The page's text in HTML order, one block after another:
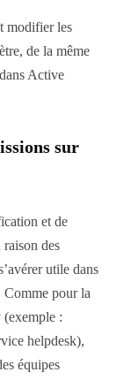
modifier les
de la même
Active
sur
et de
raison des
utile dans
Comme pour la
:
helpdesk),
équipes